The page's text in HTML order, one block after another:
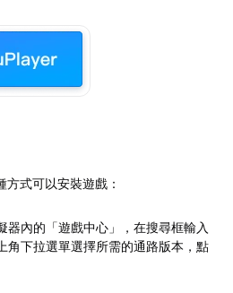
式可以安裝遊戲：
器內的「遊戲中心」，在搜尋框輸入
角下拉選單選擇所需的通路版本，點